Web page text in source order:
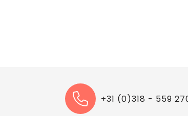
+31 (0)318 - 559